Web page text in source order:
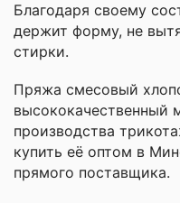
Благодаря своему
держит форму, не
стирки.
Пряжа смесовый
высококачественный
производства
купить её оптом в
прямого поставщика.